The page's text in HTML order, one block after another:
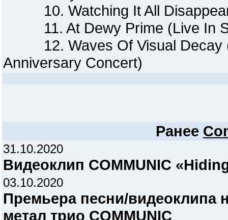
10. Watching It All Disappear
11. At Dewy Prime (Live In
12. Waves Of Visual Decay
Anniversary Concert)
Ранее
31.10.2020
Видеоклип COMMUNIC
03.10.2020
Премьера песни/видеоклипа
метал трио COMMUNIC